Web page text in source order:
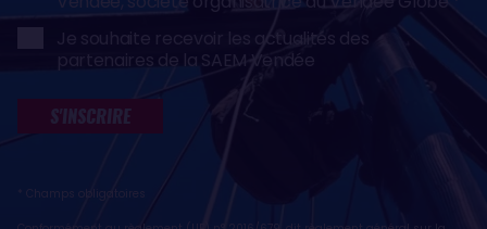
Je souhaite recevoir les actualités des
partenaires de la SAEM Vendée
S'INSCRIRE
* Champs obligatoires